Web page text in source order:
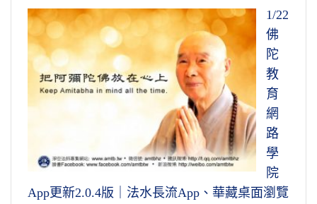
1/22
佛
陀
教
育
網
路
學
院
App更新2.0.4版｜法水長流App、華藏桌面瀏覽